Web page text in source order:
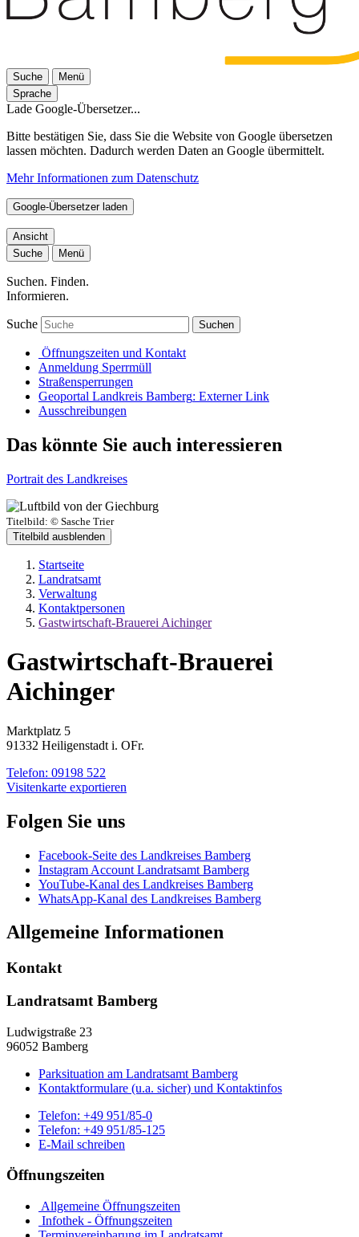
Suche
Menü
Sprache
Lade Google-Übersetzer...
Bitte bestätigen Sie, dass Sie die Website von Google übersetzen
lassen möchten. Dadurch werden Daten an Google übermittelt.
Mehr Informationen zum Datenschutz
Google-Übersetzer laden
Ansicht
Suche
Menü
Suchen. Finden.
Informieren.
Suche Suchen
Öffnungszeiten und Kontakt
Anmeldung Sperrmüll
Straßensperrungen
Geoportal Landkreis Bamberg: Externer Link
Ausschreibungen
Das könnte Sie auch interessieren
Portrait des Landkreises
Titelbild: © Sasche Trier
Titelbild ausblenden
Startseite
Landratsamt
Verwaltung
Kontaktpersonen
Gastwirtschaft-Brauerei Aichinger
Gastwirtschaft-Brauerei
Aichinger
Marktplatz 5
91332 Heiligenstadt i. OFr.
Telefon: 09198 522
Visitenkarte exportieren
Folgen Sie uns
Facebook-Seite des Landkreises Bamberg
Instagram Account Landratsamt Bamberg
YouTube-Kanal des Landkreises Bamberg
WhatsApp-Kanal des Landkreises Bamberg
Allgemeine Informationen
Kontakt
Landratsamt Bamberg
Ludwigstraße 23
96052 Bamberg
Parksituation am Landratsamt Bamberg
Kontaktformulare (u.a. sicher) und Kontaktinfos
Telefon: +49 951/85-0
Telefon: +49 951/85-125
E-Mail schreiben
Öffnungszeiten
Allgemeine Öffnungszeiten
Infothek - Öffnungszeiten